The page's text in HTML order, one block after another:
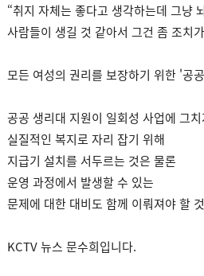
“취지 자체는 좋다고 생각하는데 그냥
사람들이 생길 것 같아서 그건 좀 조치
모든 여성의 권리를 보장하기 위한 '공
공공 생리대 지원이 일회성 사업에 그
실질적인 복지로 자리 잡기 위해
지급기 설치를 서두르는 것은 물론
운영 과정에서 발생할 수 있는
문제에 대한 대비도 함께 이뤄져야 할
KCTV 뉴스 문수희입니다.